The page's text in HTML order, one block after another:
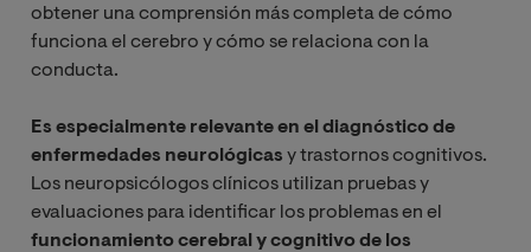
obtener una comprensión más completa de cómo
funciona el cerebro y cómo se relaciona con la
conducta.
Es especialmente relevante en el diagnóstico de
enfermedades neurológicas y trastornos cognitivos.
Los neuropsicólogos clínicos utilizan pruebas y
evaluaciones para identificar los problemas en el
funcionamiento cerebral y cognitivo de los